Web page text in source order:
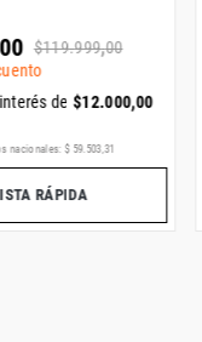
00 $119.999,00
de$12.000,00
nacionales: $ 59. 503 ,31
RÁPIDA